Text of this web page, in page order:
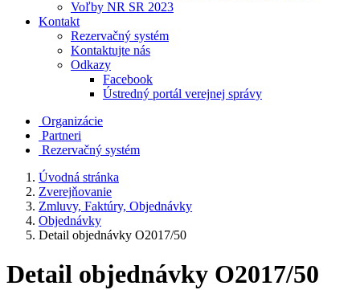
Voľby NR SR 2023
Kontakt
Rezervačný systém
Kontaktujte nás
Odkazy
Facebook
Ústredný portál verejnej správy
Organizácie
Partneri
Rezervačný systém
Úvodná stránka
Zverejňovanie
Zmluvy, Faktúry, Objednávky
Objednávky
Detail objednávky O2017/50
Detail objednávky O2017/50